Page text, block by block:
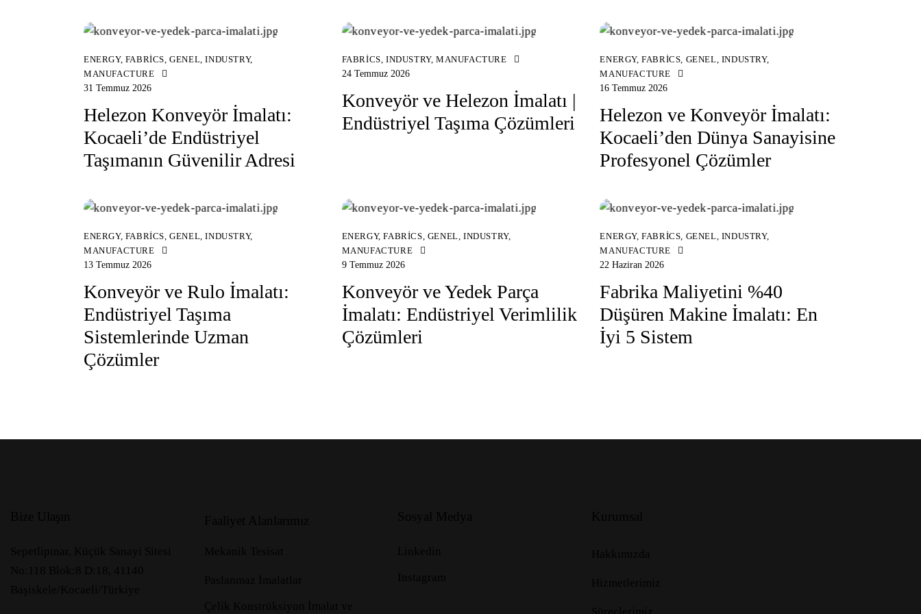
ENERGY, FABRICS,GENEL,INDUSTRY,
MANUFACTURE
31 Temmuz 2026
Helezon Konveyör İmalatı:
Kocaeli’de Endüstriyel
Taşımanın Güvenilir Adresi
FABRICS,INDUSTRY,MANUFACTURE
24 Temmuz 2026
Konveyör ve Helezon İmalatı |
Endüstriyel Taşıma Çözümleri
ENERGY,FABRICS, GENEL, INDUSTRY,
MANUFACTURE
16 Temmuz 2026
Helezon ve Konveyör İmalatı:
Kocaeli’den Dünya Sanayisine
Profesyonel Çözümler
ENERGY, FABRICS,GENEL,INDUSTRY,
MANUFACTURE
13 Temmuz 2026
Konveyör ve Rulo İmalatı:
Endüstriyel Taşıma
Sistemlerinde Uzman
Çözümler
ENERGY,FABRICS, GENEL,INDUSTRY,
MANUFACTURE
9 Temmuz 2026
Konveyör ve Yedek Parça
İmalatı: Endüstriyel Verimlilik
Çözümleri
ENERGY,FABRICS, GENEL, INDUSTRY,
MANUFACTURE
22 Haziran 2026
Fabrika Maliyetini %40
Düşüren Makine İmalatı: En
İyi 5 Sistem